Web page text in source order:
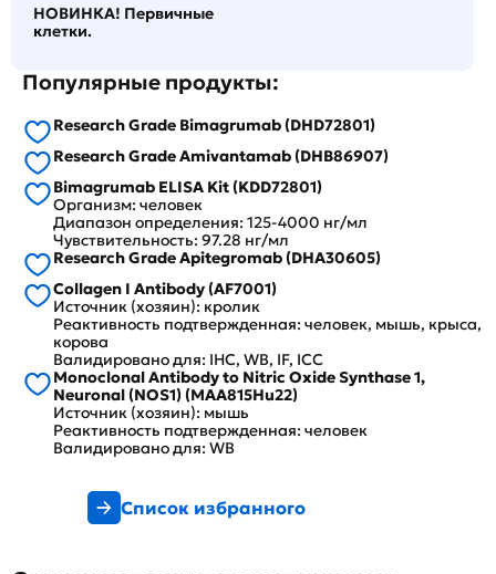
НОВИНКА! Первичные
клетки.
Популярные продукты:
Research Grade Bimagrumab (DHD72801)
Research Grade Amivantamab (DHB86907)
Bimagrumab ELISA Kit (KDD72801)
Организм: человек
Диапазон определения: 125-4000 нг/мл
Чувствительность: 97.28 нг/мл
Research Grade Apitegromab (DHA30605)
Collagen I Antibody (AF7001)
Источник (хозяин): кролик
Реактивность подтвержденная: человек, мышь, крыса,
корова
Валидировано для: IHC, WB, IF, ICC
Monoclonal Antibody to Nitric Oxide Synthase 1,
Neuronal (NOS1) (MAA815Hu22)
Источник (хозяин): мышь
Реактивность подтвержденная: человек
Валидировано для: WB
Список избранного